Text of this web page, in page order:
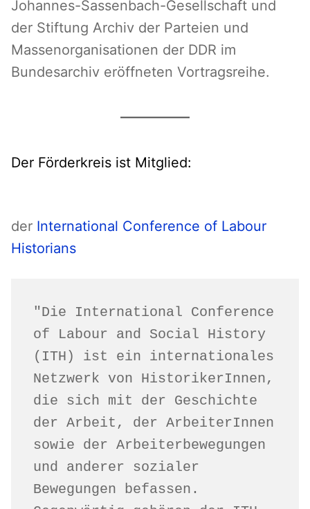
Johannes-Sassenbach-Gesellschaft und
der Stiftung Archiv der Parteien und
Massenorganisationen der DDR im
Bundesarchiv eröffneten Vortragsreihe.
Der Förderkreis ist Mitglied:
der International Conference of Labour
Historians
"Die International Conference
of Labour and Social History
(ITH) ist ein internationales
Netzwerk von HistorikerInnen,
die sich mit der Geschichte
der Arbeit, der ArbeiterInnen
sowie der Arbeiterbewegungen
und anderer sozialer
Bewegungen befassen.